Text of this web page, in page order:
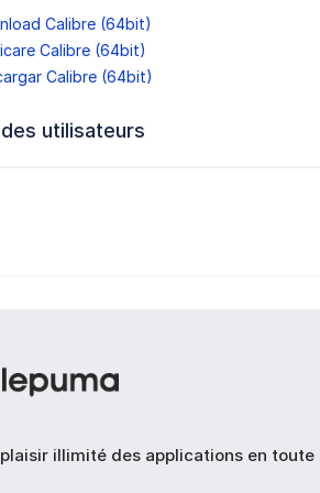
Calibre (64bit)
Calibre (64bit)
Calibre (64bit)
utilisateurs
illimité des applications en toute